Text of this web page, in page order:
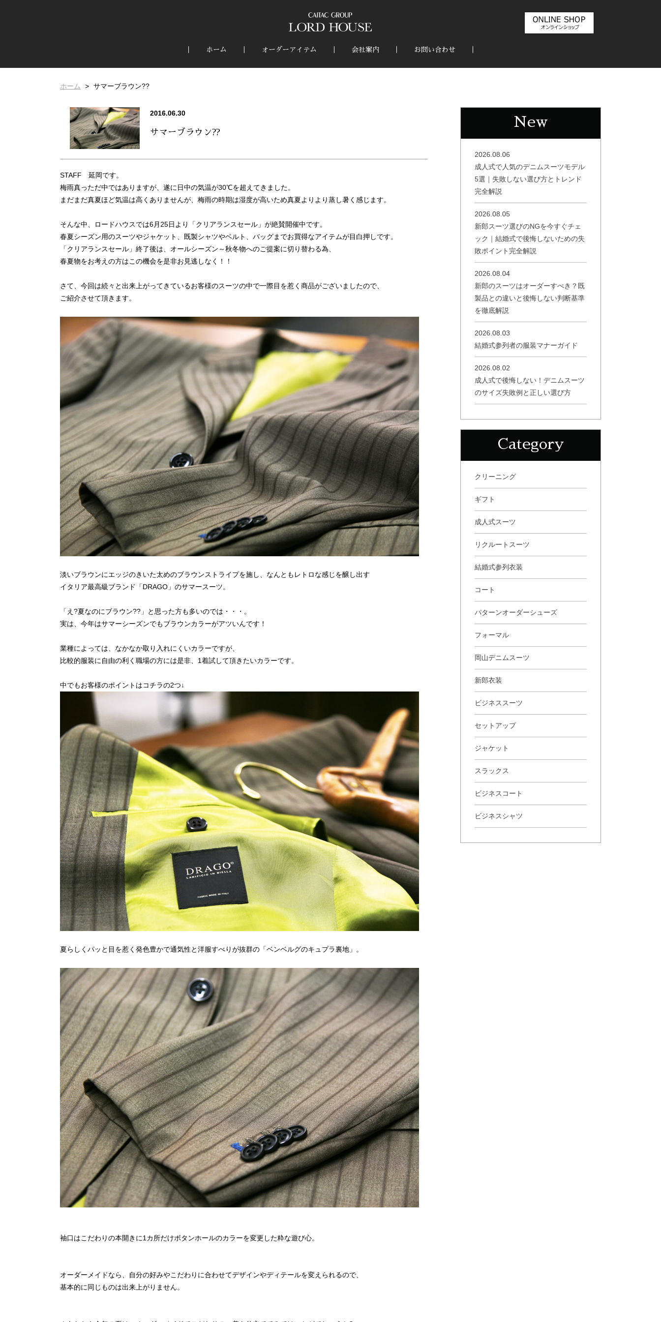
ホーム オーダーアイテム 会社案内 お問い合わせ
ホーム サマーブラウン??
2016.06.30
サマーブラウン??
STAFF 延岡です。
梅雨真っただ中ではありますが、遂に日中の気温が30℃を超えてきました。
まだまだ真夏ほど気温は高くありませんが、梅雨の時期は湿度が高いため真夏よりより蒸し暑く感じます。
そんな中、ロードハウスでは6月25日より「クリアランスセール」が絶賛開催中です。
春夏シーズン用のスーツやジャケット、既製シャツやベルト、バッグまでお買得なアイテムが目白押しです。
「クリアランスセール」終了後は、オールシーズン～秋冬物へのご提案に切り替わる為、
春夏物をお考えの方はこの機会を是非お見逃しなく！！
さて、今回は続々と出来上がってきているお客様のスーツの中で一際目を惹く商品がございましたので、
ご紹介させて頂きます。
淡いブラウンにエッジのきいた太めのブラウンストライプを施し、なんともレトロな感じを醸し出す
イタリア最高級ブランド「DRAGO」のサマースーツ。
「え?夏なのにブラウン??」と思った方も多いのでは・・・。
実は、今年はサマーシーズンでもブラウンカラーがアツいんです！
業種によっては、なかなか取り入れにくいカラーですが、
比較的服装に自由の利く職場の方には是非、1着試して頂きたいカラーです。
中でもお客様のポイントはコチラの2つ↓
夏らしくパッと目を惹く発色豊かで通気性と洋服すべりが抜群の「ベンベルグのキュプラ裏地」。
袖口はこだわりの本開きに1カ所だけボタンホールのカラーを変更した粋な遊び心。
オーダーメイドなら、自分の好みやこだわりに合わせてデザインやディテールを変えられるので、
基本的に同じものは出来上がりません。
New
2026.08.06
成人式で人気のデニムスーツモデル
5選｜失敗しない選び方とトレンド
完全解説
2026.08.05
新郎スーツ選びのNGを今すぐチェ
ック｜結婚式で後悔しないための失
敗ポイント完全解説
2026.08.04
新郎のスーツはオーダーすべき？既
製品との違いと後悔しない判断基準
を徹底解説
2026.08.03
結婚式参列者の服装マナーガイド
2026.08.02
成人式で後悔しない！デニムスーツ
のサイズ失敗例と正しい選び方
Category
クリーニング
ギフト
成人式スーツ
リクルートスーツ
結婚式参列衣装
コート
パターンオーダーシューズ
フォーマル
岡山デニムスーツ
新郎衣装
ビジネススーツ
セットアップ
ジャケット
スラックス
ビジネスコート
ビジネスシャツ